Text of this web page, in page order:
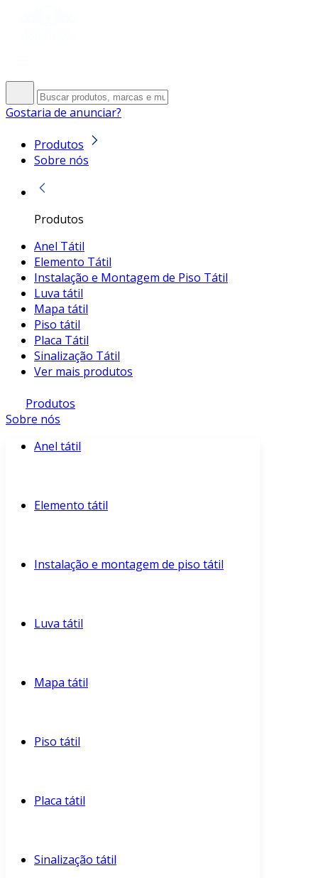
Gostaria de anunciar?
Produtos
Sobre nós
Produtos
Anel Tátil
Elemento Tátil
Instalação e Montagem de Piso Tátil
Luva tátil
Mapa tátil
Piso tátil
Placa Tátil
Sinalização Tátil
Ver mais produtos
Produtos
Sobre nós
Anel tátil
Elemento tátil
Instalação e montagem de piso tátil
Luva tátil
Mapa tátil
Piso tátil
Placa tátil
Sinalização tátil